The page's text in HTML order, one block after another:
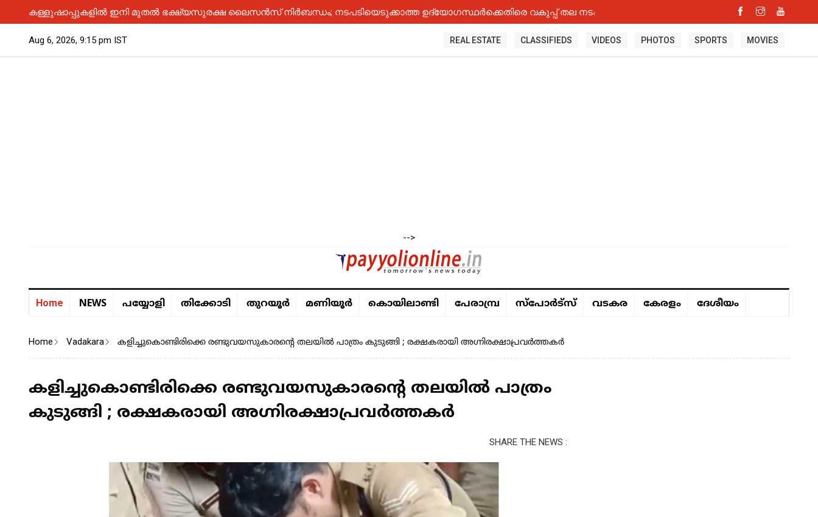
കള്ളുഷാപ്പുകളിൽ ഇനി മുതൽ ഭക്ഷ്യസുരക്ഷ ലൈസൻസ് നിർബന്ധം; നടപടിയെടുക്കാത്ത ഉദ്യോ​ഗസ്ഥർക്കെതിരെ വകുപ്പ് തല നടപടി
Aug 6, 2026, 9:15 pm IST REAL ESTATE CLASSIFIEDS VIDEOS PHOTOS SPORTS MOVIES
-->
Home NEWS പയ്യോളി തിക്കോടി തുറയൂര്‍ മണിയൂര്‍ കൊയിലാണ്ടി പേരാമ്പ്ര സ്പോർട്സ് വടകര കേരളം ദേശീയം
Home Vadakara കളിച്ചുകൊണ്ടിരിക്കെ രണ്ടുവയസുകാരന്റെ തലയില്‍ പാത്രം കുടുങ്ങി ; രക്ഷകരായി അഗ്നിരക്ഷാപ്രവര്‍ത്തകർ
കളിച്ചുകൊണ്ടിരിക്കെ രണ്ടുവയസുകാരന്റെ തലയില്‍ പാത്രം
കുടുങ്ങി ; രക്ഷകരായി അഗ്നിരക്ഷാപ്രവര്‍ത്തകർ
SHARE THE NEWS :